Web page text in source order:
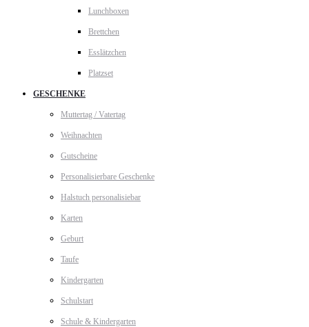
Lunchboxen
Brettchen
Esslätzchen
Platzset
GESCHENKE
Muttertag / Vatertag
Weihnachten
Gutscheine
Personalisierbare Geschenke
Halstuch personalisiebar
Karten
Geburt
Taufe
Kindergarten
Schulstart
Schule & Kindergarten